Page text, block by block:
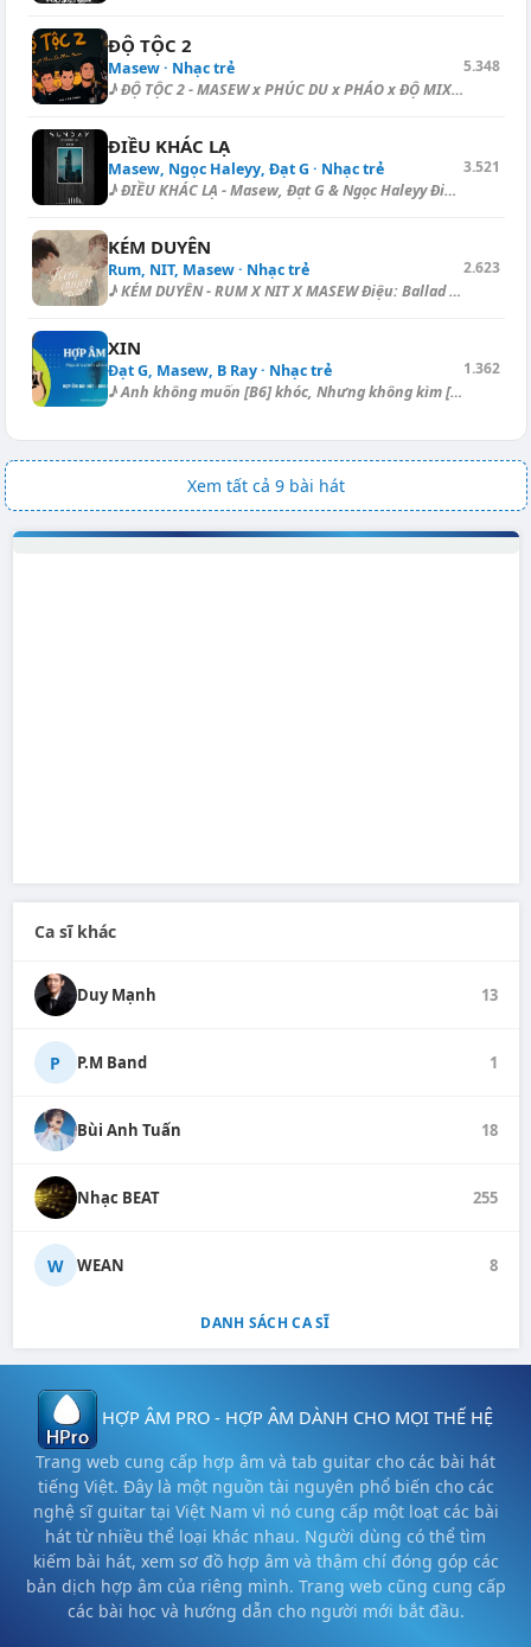
ĐỘ TỘC 2
Masew · Nhạc trẻ
♪ ĐỘ TỘC 2 - MASEW x PHÚC DU x PHÁO x ĐỘ MIXI Intro - Rap: [Gbm] | [D] |...
5.348
ĐIỀU KHÁC LẠ
Masew, Ngọc Haleyy, Đạt G · Nhạc trẻ
♪ ĐIỀU KHÁC LẠ - Masew, Đạt G & Ngọc Haleyy Điệu: Ballad 1. [Am] Anh...
3.521
KÉM DUYÊN
Rum, NIT, Masew · Nhạc trẻ
♪ KÉM DUYÊN - RUM X NIT X MASEW Điệu: Ballad Một chiều mưa trong lòng [E...
2.623
XIN
Đạt G, Masew, B Ray · Nhạc trẻ
♪ Anh không muốn [B6] khóc, Nhưng không kìm [Ebm] được nước [Ebm/Bb] mắt...
1.362
Xem tất cả 9 bài hát
Ca sĩ khác
Duy Mạnh 13
P P.M Band 1
Bùi Anh Tuấn 18
Nhạc BEAT 255
W WEAN 8
DANH SÁCH CA SĨ
HỢP ÂM PRO - HỢP ÂM DÀNH CHO MỌI THẾ HỆ
Trang web cung cấp hợp âm và tab guitar cho các bài hát
tiếng Việt. Đây là một nguồn tài nguyên phổ biến cho các
nghệ sĩ guitar tại Việt Nam vì nó cung cấp một loạt các bài
hát từ nhiều thể loại khác nhau. Người dùng có thể tìm
kiếm bài hát, xem sơ đồ hợp âm và thậm chí đóng góp các
bản dịch hợp âm của riêng mình. Trang web cũng cung cấp
các bài học và hướng dẫn cho người mới bắt đầu.